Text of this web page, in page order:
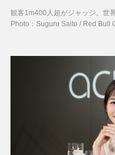
観客1m400人超がジャッジ。世
Photo：Suguru Saito / Red Bull